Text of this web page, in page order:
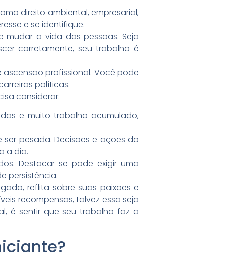
direito ambiental, empresarial,
e se identifique.
a vida das pessoas. Seja
corretamente, seu trabalho é
ascensão profissional. Você pode
políticas.
considerar:
e muito trabalho acumulado,
pesada. Decisões e ações do
a dia.
Destacar-se pode exigir uma
persistência.
reflita sobre suas paixões e
recompensas, talvez essa seja
é sentir que seu trabalho faz a